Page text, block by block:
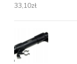
33,10zł